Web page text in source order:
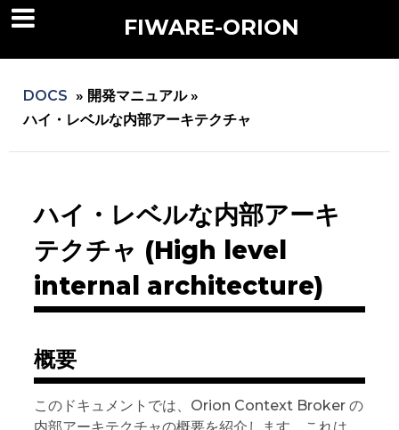
FIWARE-ORION
DOCS » 開発マニュアル »
ハイ・レベルな内部アーキテクチャ
ハイ・レベルな内部アーキ
テクチャ (High level
internal architecture)
概要
このドキュメントでは、Orion Context Broker の